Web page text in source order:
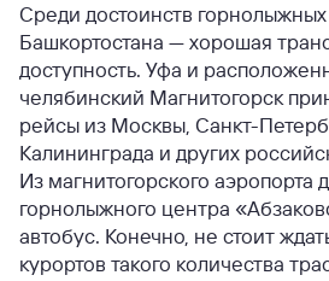
Среди достоинств
Башкортостана — хорошая
доступность. Уфа и
челябинский Магнитогорск
рейсы из Москвы, Санкт-
Калининграда и других
Из магнитогорского аэропорта
горнолыжного центра
автобус. Конечно, не стоит
курортов такого количества